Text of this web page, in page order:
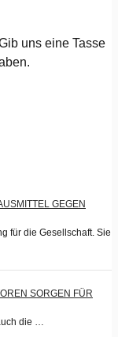
uns eine Tasse
GEGEN
für die Gesellschaft. Sie
SORGEN FÜR
die …